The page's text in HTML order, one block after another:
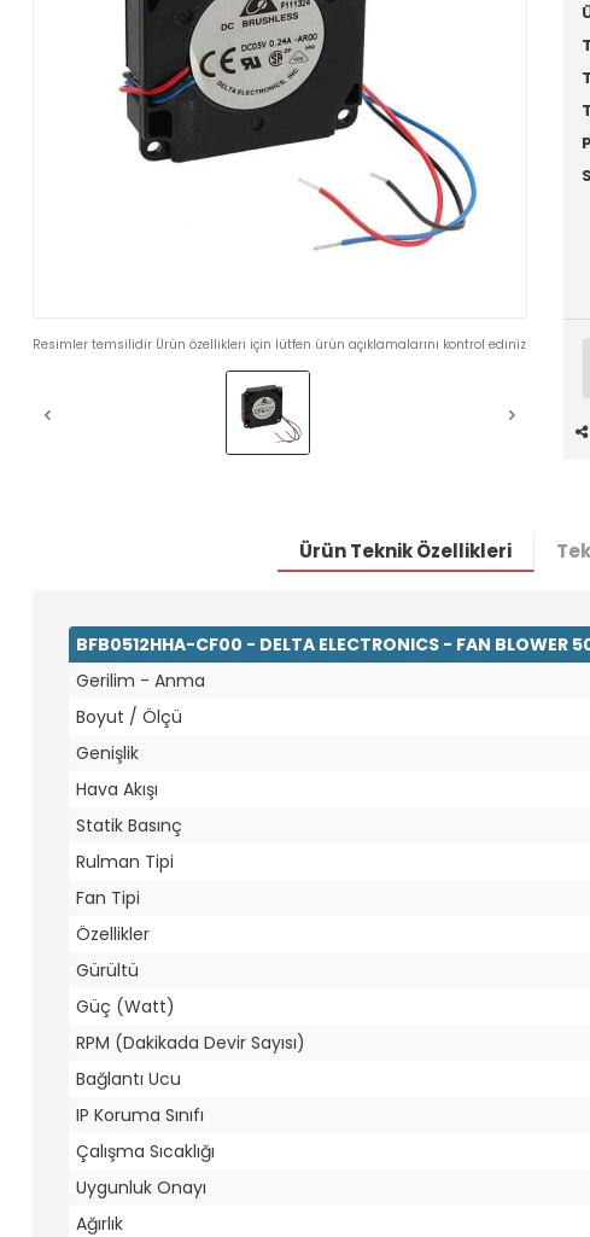
Resimler temsilidir Ürün özellikleri için lütfen ürün açıklamalarını kontrol ediniz
Ürün Teknik Özellikleri
BFB0512HHA-CF00 - DELTA ELECTRONICS - FAN BLOWER
Gerilim - Anma
Boyut / Ölçü
Genişlik
Hava Akışı
Statik Basınç
Rulman Tipi
Fan Tipi
Özellikler
Gürültü
Güç (Watt)
RPM (Dakikada Devir Sayısı)
Bağlantı Ucu
IP Koruma Sınıfı
Çalışma Sıcaklığı
Uygunluk Onayı
Ağırlık